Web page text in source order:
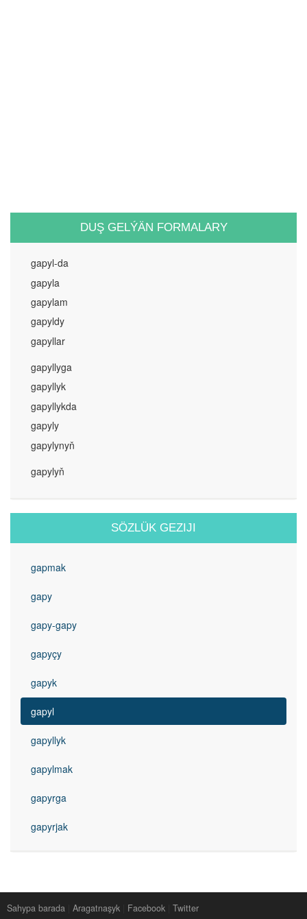
DUŞ GELÝÄN FORMALARY
gapyl-da
gapyla
gapylam
gapyldy
gapyllar
gapyllyga
gapyllyk
gapyllykda
gapyly
gapylynyň
gapylyň
SÖZLÜK GEZIJI
gapmak
gapy
gapy-gapy
gapyçy
gapyk
gapyl
gapyllyk
gapylmak
gapyrga
gapyrjak
Sahypa barada Aragatnaşyk Facebook Twitter